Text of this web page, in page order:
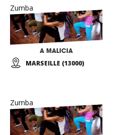
Zumba
A MALICIA
MARSEILLE (13000)
Zumba